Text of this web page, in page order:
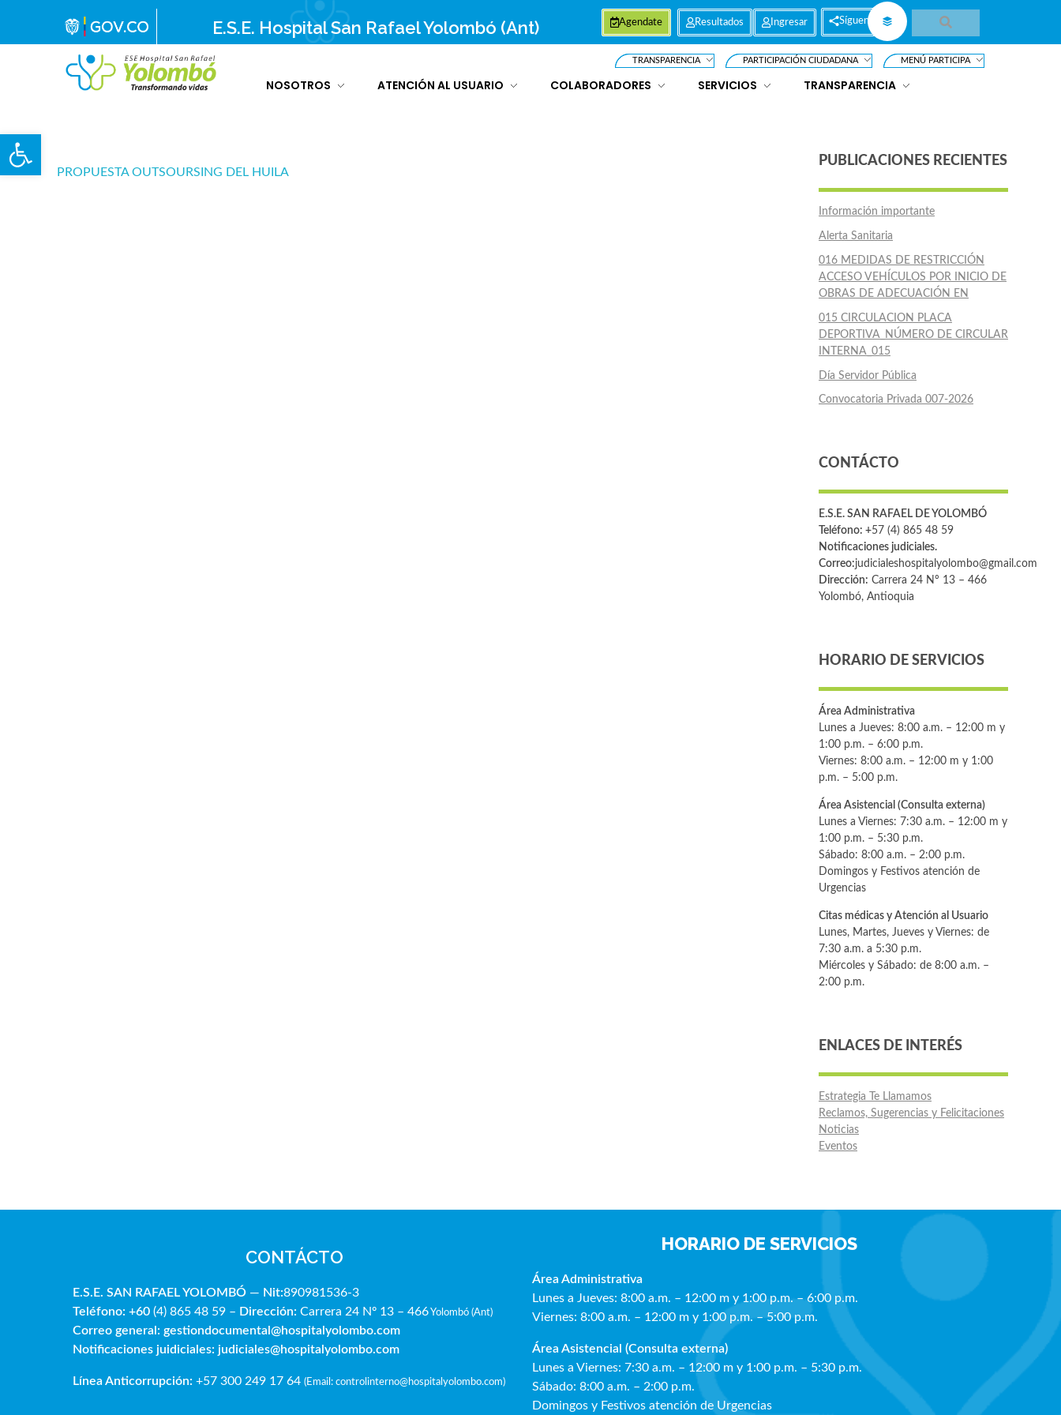
Abrir barra de herramientas
E.S.E. Hospital San Rafael Yolombó (Ant) Agendate Resultados Ingresar Síguenos
TRANSPARENCIA PARTICIPACIÓN CIUDADANA MENÚ PARTICIPA
NOSOTROS ATENCIÓN AL USUARIO COLABORADORES SERVICIOS TRANSPARENCIA
PROPUESTA OUTSOURSING DEL HUILA
PUBLICACIONES RECIENTES
Información importante
Alerta Sanitaria
016 MEDIDAS DE RESTRICCIÓN
ACCESO VEHÍCULOS POR INICIO DE
OBRAS DE ADECUACIÓN EN
015 CIRCULACION PLACA
DEPORTIVA_NÚMERO DE CIRCULAR
INTERNA_015
Día Servidor Pública
Convocatoria Privada 007-2026
CONTÁCTO
E.S.E. SAN RAFAEL DE YOLOMBÓ
Teléfono: +57 (4) 865 48 59
Notificaciones judiciales.
Correo:judicialeshospitalyolombo@gmail.com
Dirección: Carrera 24 Nº 13 – 466
Yolombó, Antioquia
HORARIO DE SERVICIOS
Área Administrativa
Lunes a Jueves: 8:00 a.m. – 12:00 m y
1:00 p.m. – 6:00 p.m.
Viernes: 8:00 a.m. – 12:00 m y 1:00
p.m. – 5:00 p.m.
Área Asistencial (Consulta externa)
Lunes a Viernes: 7:30 a.m. – 12:00 m y
1:00 p.m. – 5:30 p.m.
Sábado: 8:00 a.m. – 2:00 p.m.
Domingos y Festivos atención de
Urgencias
Citas médicas y Atención al Usuario
Lunes, Martes, Jueves y Viernes: de
7:30 a.m. a 5:30 p.m.
Miércoles y Sábado: de 8:00 a.m. –
2:00 p.m.
ENLACES DE INTERÉS
Estrategia Te Llamamos
Reclamos, Sugerencias y Felicitaciones
Noticias
Eventos
CONTÁCTO
E.S.E. SAN RAFAEL YOLOMBÓ — Nit:890981536-3
Teléfono: +60 (4) 865 48 59 – Dirección: Carrera 24 Nº 13 – 466Yolombó (Ant)
Correo general: gestiondocumental@hospitalyolombo.com
Notificaciones juidiciales: judiciales@hospitalyolombo.com
Línea Anticorrupción: +57 300 249 17 64 (Email: controlinterno@hospitalyolombo.com)
HORARIO DE SERVICIOS
Área Administrativa
Lunes a Jueves: 8:00 a.m. – 12:00 m y 1:00 p.m. – 6:00 p.m.
Viernes: 8:00 a.m. – 12:00 m y 1:00 p.m. – 5:00 p.m.
Área Asistencial (Consulta externa)
Lunes a Viernes: 7:30 a.m. – 12:00 m y 1:00 p.m. – 5:30 p.m.
Sábado: 8:00 a.m. – 2:00 p.m.
Domingos y Festivos atención de Urgencias